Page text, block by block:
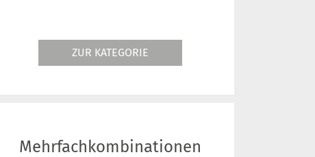
ZUR KATEGORIE
Mehrfachkombinationen